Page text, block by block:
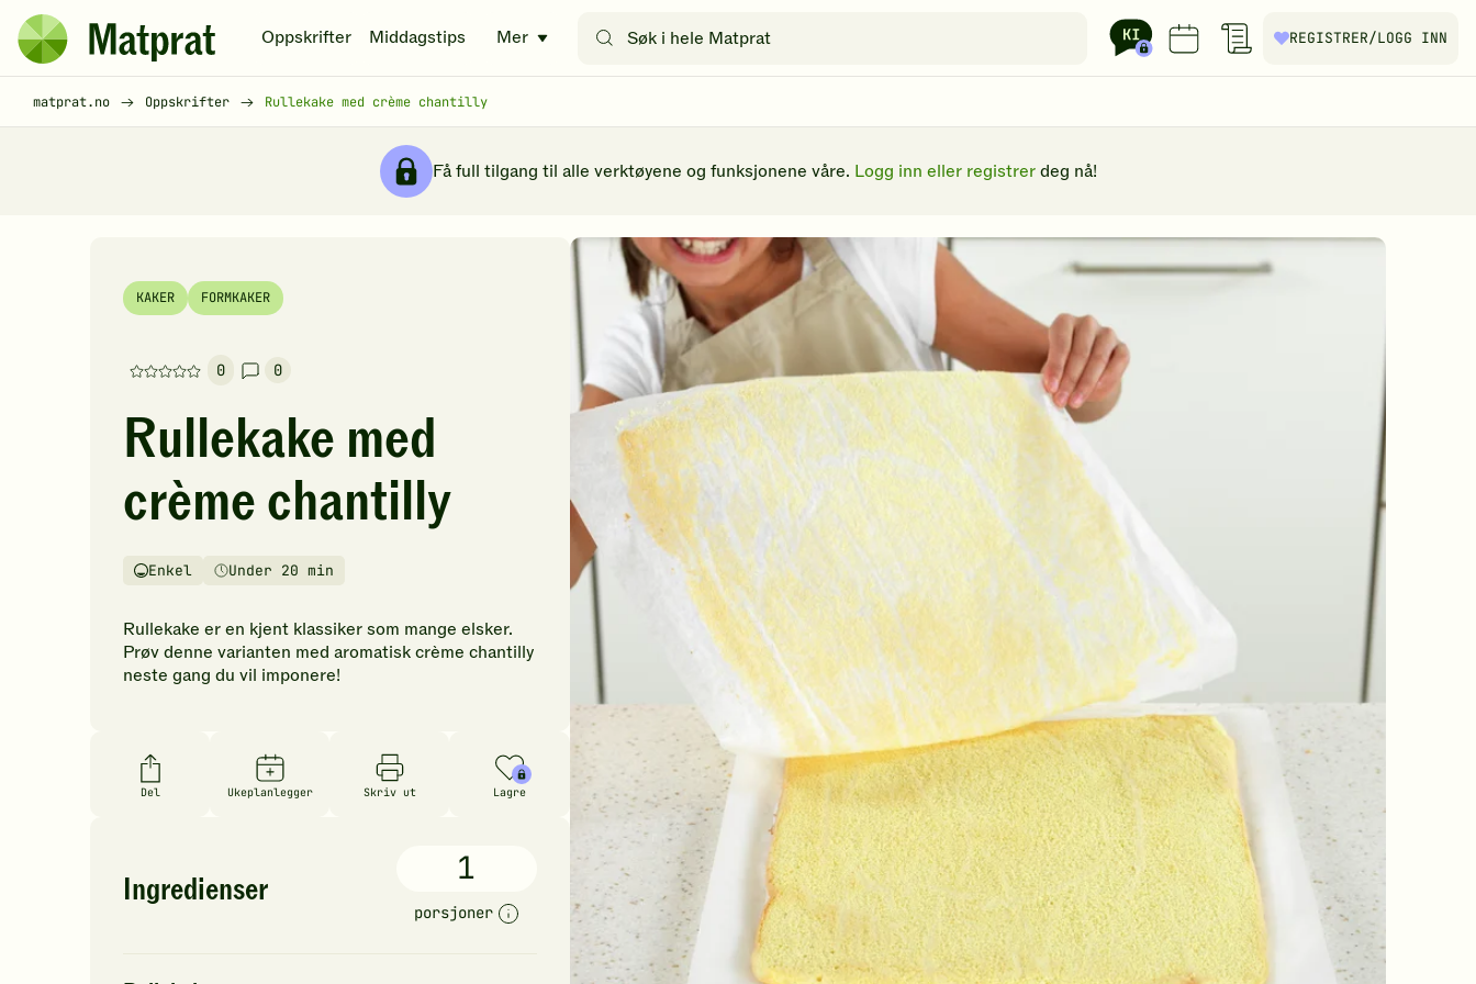
Hopp til hovedinnhold
Matprat
hjemmeside
Oppskrifter Middagstips Mer
etter
REGISTRER/LOGG INN
matprat.no Oppskrifter Rullekake med crème chantilly
Få full tilgang til alle verktøyene og funksjonene våre. Logg inn eller registrer deg nå!
KAKER FORMKAKER
0
Denne
har
foreløpig
vurderinger.
Bli
første
å
vurdere
denne
0
Rullekake med
crème chantilly
Vanskelighetsgrad
Enkel
TilberedningstidUnder 20 min
Rullekake er en kjent klassiker som mange elsker.
Prøv denne varianten med aromatisk crème chantilly
neste gang du vil imponere!
Del Ukeplanlegger Skriv ut Lagre
Ingredienser
1
porsjoner